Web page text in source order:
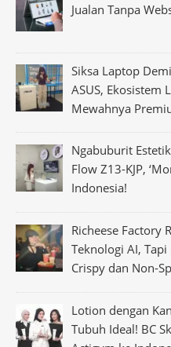
Jualan Tanpa
Siksa Laptop
ASUS, Ekosistem
Mewahnya
Ngabuburit
Flow Z13-KJP,
Indonesia!
Richeese Factory
Teknologi AI,
Crispy dan Non-
Lotion dengan
Tubuh Ideal! BC